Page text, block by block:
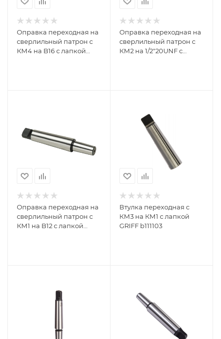
Оправка переходная на
сверлильный патрон с
КМ4 на B16 с лапкой
Оправка переходная на
сверлильный патрон с
КМ2 на 1/2"20UNF с
Оправка переходная на
сверлильный патрон с
КМ1 на B12 с лапкой
Втулка переходная с
КМ3 на КМ1 с лапкой
GRIFF b111103